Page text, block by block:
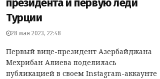
президента и первую леди
Турции
28 мая 2023, 22:48
Первый вице-президент Азербайджана
Мехрибан Алиева поделилась
публикацией в своем Instagram-аккаунте